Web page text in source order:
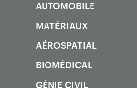
AUTOMOBILE
MATÉRIAUX
AÉROSPATIAL
BIOMÉDICAL
GÉNIE CIVIL